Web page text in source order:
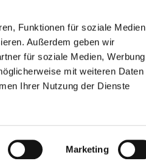
Funktionen für soziale Medien
Außerdem geben wir
für soziale Medien, Werbung
mit weiteren Daten
Ihrer Nutzung der Dienste
Marketing
zur Barrierefreiheit